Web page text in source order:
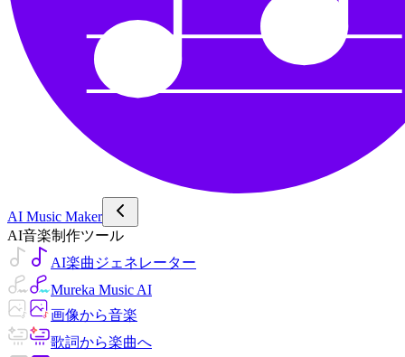
AI Music Maker
AI音楽制作ツール
AI楽曲ジェネレーター
Mureka Music AI
画像から音楽
歌詞から楽曲へ